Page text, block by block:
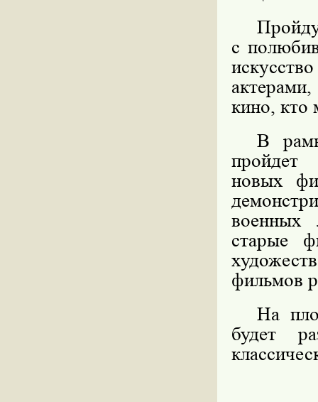
с
кино, кто
В
пройдет
новых
военных
старые
фильмов
На
будет